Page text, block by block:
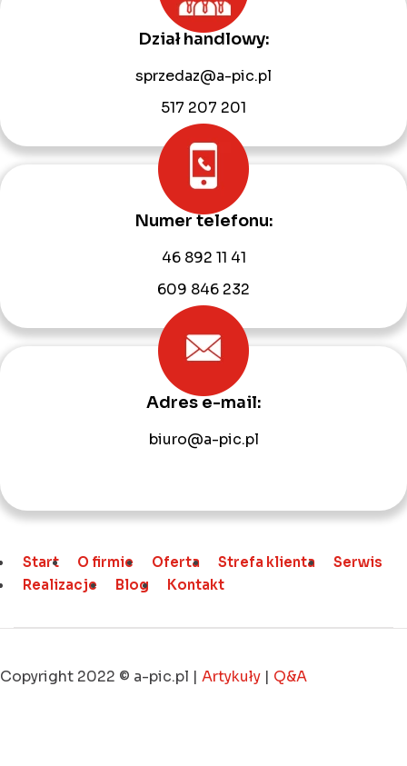
Dział handlowy:
sprzedaz@a-pic.pl
517 207 201
Numer telefonu:
46 892 11 41
609 846 232
Adres e-mail:
biuro@a-pic.pl
Start O firmie Oferta Strefa klienta
Serwis
Realizacje
Blog Kontakt
Copyright 2022 © a-pic.pl | Artykuły | Q&A